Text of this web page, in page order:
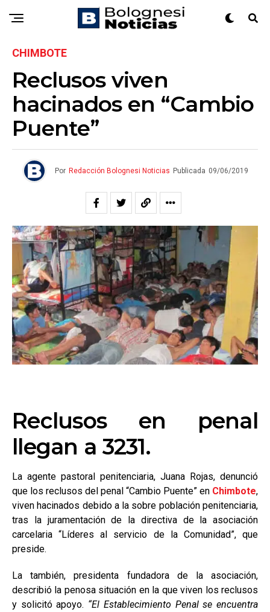
CHIMBOTE
Reclusos viven
hacinados en “Cambio
Puente”
Por Redacción Bolognesi Noticias Publicada 09/06/2019
Reclusos en penal
llegan a 3231.
La agente pastoral penitenciaria, Juana Rojas, denunció
que los reclusos del penal “Cambio Puente” en Chimbote,
viven hacinados debido a la sobre población penitenciaria,
tras la juramentación de la directiva de la asociación
carcelaria “Líderes al servicio de la Comunidad”, que
preside.
La también, presidenta fundadora de la asociación,
describió la penosa situación en la que viven los reclusos
y solicitó apoyo. “El Establecimiento Penal se encuentra